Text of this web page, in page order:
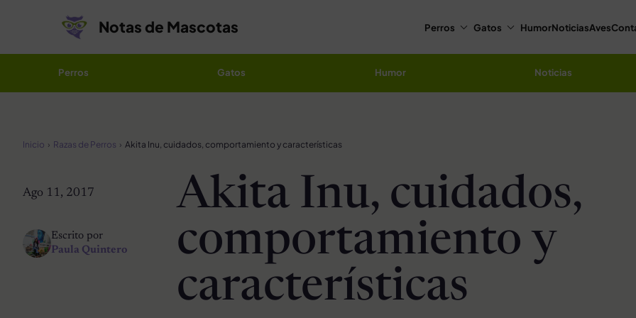
Notas de Mascotas Perros Gatos HumorNoticiasAves
Perros Gatos Humor Noticias
Inicio Razas de Perros Akita Inu, cuidados, comportamiento y características
Ago 11, 2017
Escrito por
Paula Quintero
Akita Inu, cuidados,
comportamiento y
características